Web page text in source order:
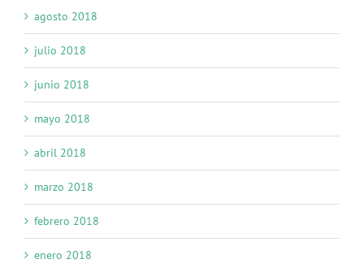
agosto 2018
julio 2018
junio 2018
mayo 2018
abril 2018
marzo 2018
febrero 2018
enero 2018